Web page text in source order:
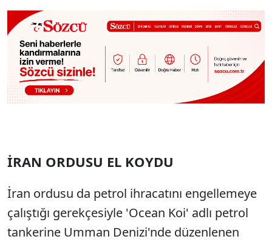
İRAN ORDUSU EL KOYDU
İran ordusu da petrol ihracatını engellemeye
çalıştığı gerekçesiyle 'Ocean Koi' adlı petrol
tankerine Umman Denizi'nde düzenlenen